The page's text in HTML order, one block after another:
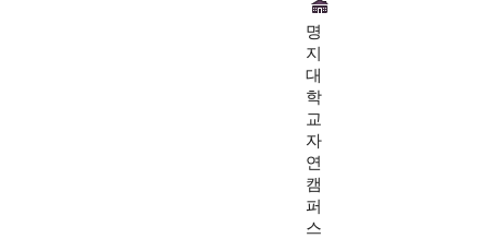
명
지
대
학
교
자
연
캠
퍼
스